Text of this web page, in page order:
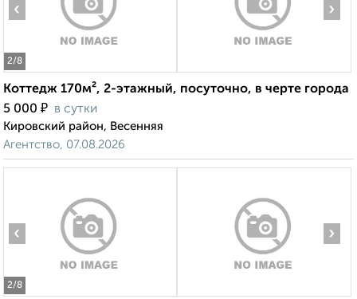
2/8
‹ ›
Коттедж 170м², 2-этажный, посуточно, в черте города
5 000 ₽ в сутки
Кировский район, Весенняя
Агентство, 07.08.2026
2/8
‹ ›